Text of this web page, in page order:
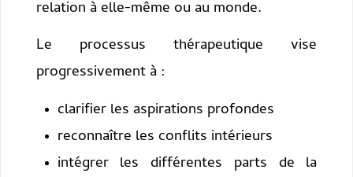
relation à elle-même ou au monde.
Le processus thérapeutique vise
progressivement à :
clarifier les aspirations profondes
reconnaître les conflits intérieurs
intégrer les différentes parts de la